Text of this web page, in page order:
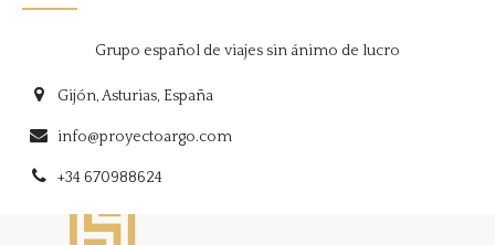
Grupo español de viajes sin ánimo de lucro
Gijón, Asturias, España
info@proyectoargo.com
+34 670988624